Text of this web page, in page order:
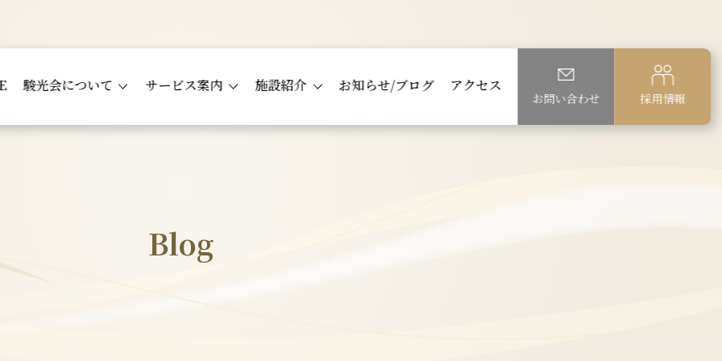
駿光会について サービス案内 施設紹介 お知らせ/ブログ アクセス
お問い合わせ 採用情報
Blog